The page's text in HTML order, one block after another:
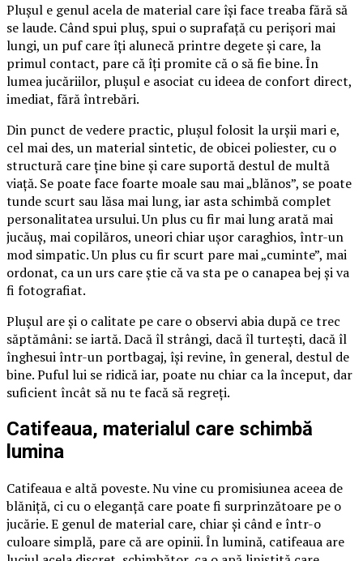
Plușul e genul acela de material care își face treaba fără să
se laude. Când spui pluș, spui o suprafață cu perișori mai
lungi, un puf care îți alunecă printre degete și care, la
primul contact, pare că îți promite că o să fie bine. În
lumea jucăriilor, plușul e asociat cu ideea de confort direct,
imediat, fără întrebări.
Din punct de vedere practic, plușul folosit la urșii mari e,
cel mai des, un material sintetic, de obicei poliester, cu o
structură care ține bine și care suportă destul de multă
viață. Se poate face foarte moale sau mai „blănos”, se poate
tunde scurt sau lăsa mai lung, iar asta schimbă complet
personalitatea ursului. Un plus cu fir mai lung arată mai
jucăuș, mai copilăros, uneori chiar ușor caraghios, într-un
mod simpatic. Un plus cu fir scurt pare mai „cuminte”, mai
ordonat, ca un urs care știe că va sta pe o canapea bej și va
fi fotografiat.
Plușul are și o calitate pe care o observi abia după ce trec
săptămâni: se iartă. Dacă îl strângi, dacă îl turtești, dacă îl
înghesui într-un portbagaj, își revine, în general, destul de
bine. Puful lui se ridică iar, poate nu chiar ca la început, dar
suficient încât să nu te facă să regreți.
Catifeaua, materialul care schimbă
lumina
Catifeaua e altă poveste. Nu vine cu promisiunea aceea de
blăniță, ci cu o eleganță care poate fi surprinzătoare pe o
jucărie. E genul de material care, chiar și când e într-o
culoare simplă, pare că are opinii. În lumină, catifeaua are